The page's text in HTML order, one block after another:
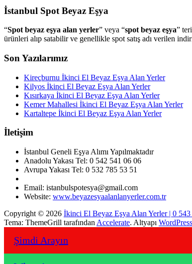
İstanbul Spot Beyaz Eşya
“Spot beyaz eşya alan yerler” veya “spot beyaz eşya”
ürünleri alıp satabilir ve genellikle spot satış adı verilen
Son Yazılarımız
Kireçburnu İkinci El Beyaz Eşya Alan Yerler
Kilyos İkinci El Beyaz Eşya Alan Yerler
Kısırkaya İkinci El Beyaz Eşya Alan Yerler
Kemer Mahallesi İkinci El Beyaz Eşya Alan Yerler
Kartaltepe İkinci El Beyaz Eşya Alan Yerler
İletişim
İstanbul Geneli Eşya Alımı Yapılmaktadır
Anadolu Yakası Tel: 0 542 541 06 06
Avrupa Yakası Tel: 0 532 785 53 51
Email: istanbulspotesya@gmail.com
Website: www.beyazesyaalanlanyerler.com.tr
Copyright © 2026 İkinci El Beyaz Eşya Alan Yerler | 0
Tema: ThemeGrill tarafından Accelerate. Altyapı WordPress
Şimdi Arayın